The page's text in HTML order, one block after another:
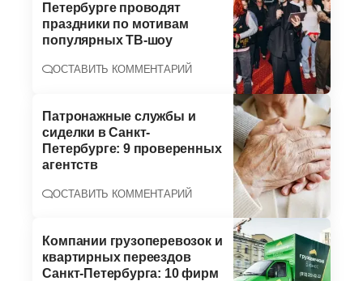
Петербурге проводят
праздники по мотивам
популярных ТВ-шоу
ОСТАВИТЬ КОММЕНТАРИЙ
Патронажные службы и
сиделки в Санкт-
Петербурге: 9 проверенных
агентств
ОСТАВИТЬ КОММЕНТАРИЙ
Компании грузоперевозок и
квартирных переездов
Санкт-Петербурга: 10 фирм